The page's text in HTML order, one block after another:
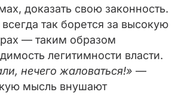
доказать свою законность.
так борется за высокую
— таким образом
легитимности власти.
нечего жаловаться!» —
мысль внушают